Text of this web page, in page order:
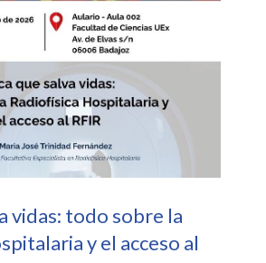
vidas: todo sobre la
y el acceso al